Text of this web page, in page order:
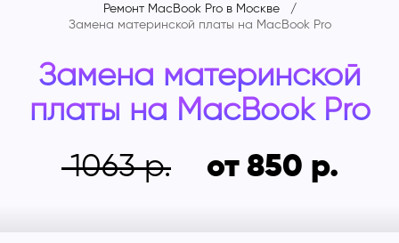
Ремонт MacBook Pro в Москве
Замена материнской платы на MacBook Pro
Замена материнской
платы на MacBook Pro
1063
от 850